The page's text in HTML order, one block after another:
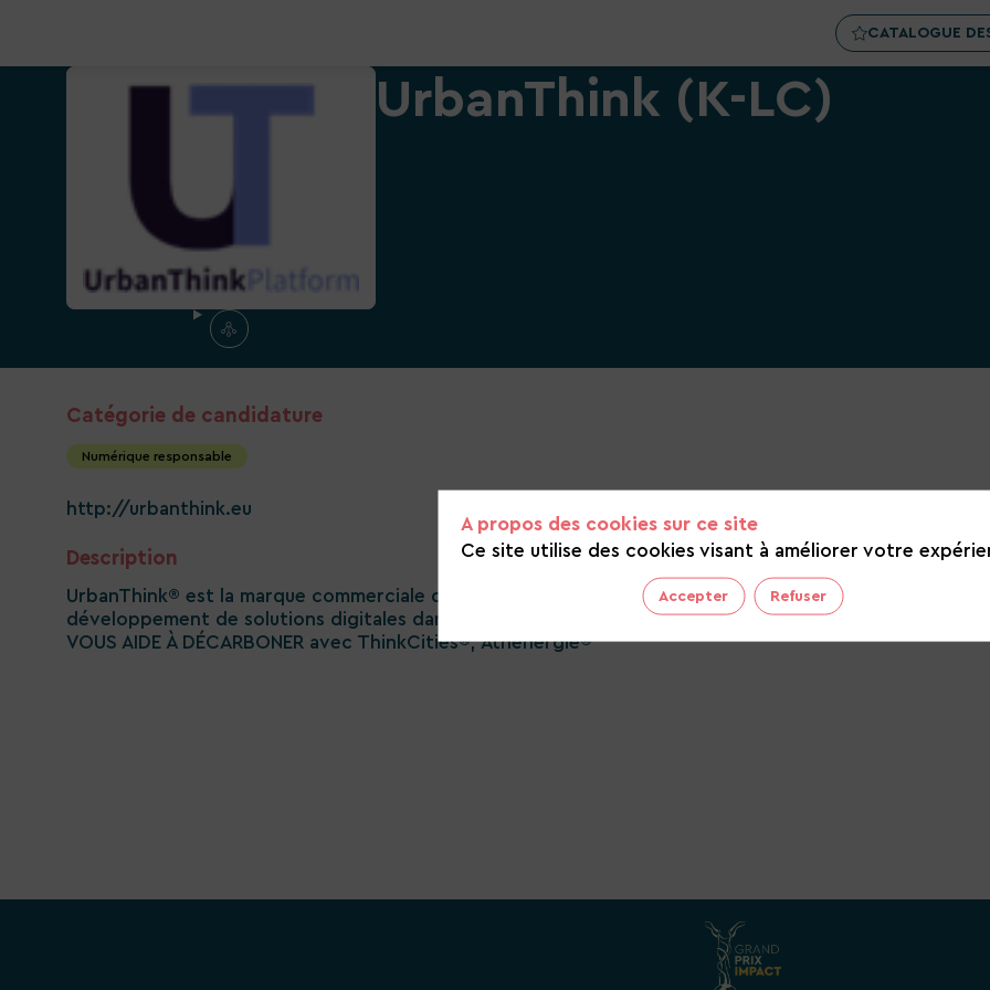
CATALOGUE
UrbanThink (K-LC)
Catégorie de candidature
Numérique responsable
http://urbanthink.eu
Description
UrbanThink® est la marque commerciale de K-LC®, une filiale du groupe SETUR, spécialisée dans le
développement de solutions digitales dans le domaine de la transition écologique et énergétique qui
VOUS AIDE À DÉCARBONER avec ThinkCities®, Athénergie®
A propos des cookies sur ce site
Ce site utilise des cookies visant à améliorer votre
Accepter Refuser